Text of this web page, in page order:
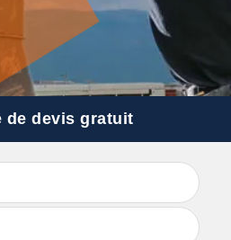
de devis gratuit